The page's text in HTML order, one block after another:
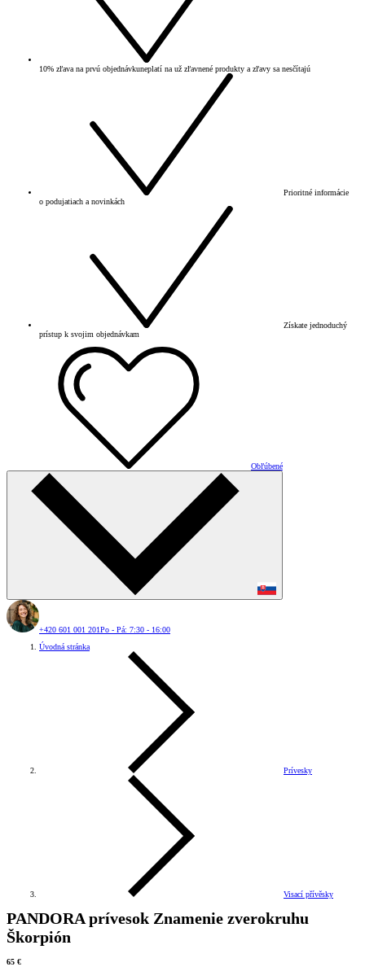
10% zľava na prvú objednávkuneplatí na už zľavnené produkty a zľavy sa nesčítajú
Prioritné informácie
o podujatiach a novinkách
Získate jednoduchý
prístup k svojim objednávkam
Obľúbené
+420 601 001 201Po - Pá: 7:30 - 16:00
Úvodná stránka
Prívesky
Visací přívěsky
PANDORA prívesok Znamenie zverokruhu
Škorpión
65 €